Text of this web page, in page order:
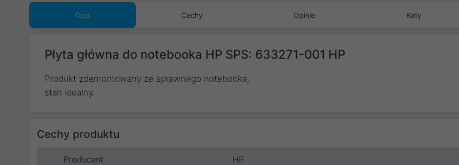
Opis Cechy Opinie Raty
Płyta główna do notebooka HP SPS: 633271-001 HP
Produkt zdemontowany ze sprawnego notebooka,
stan idealny.
Cechy produktu
Producent HP